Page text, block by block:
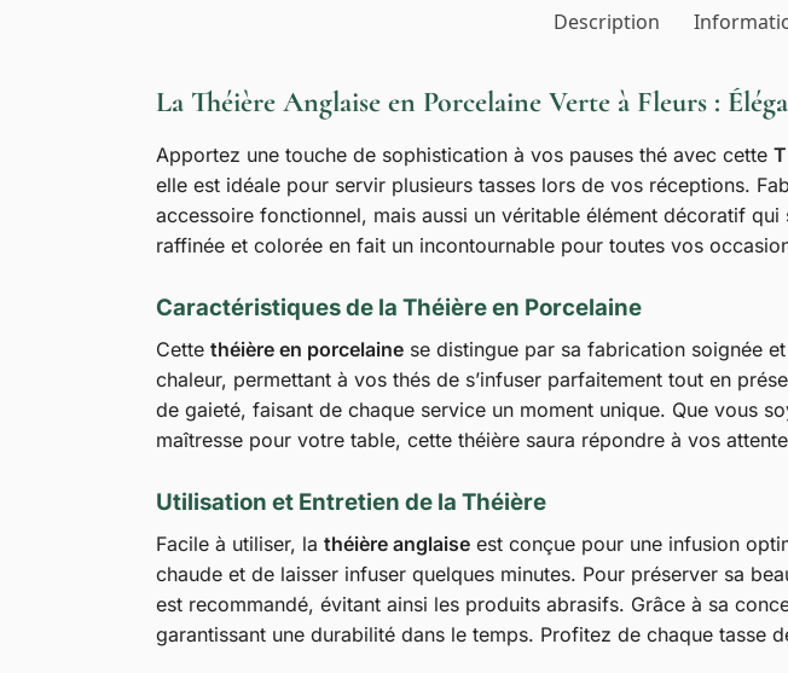
Description
La Théière Anglaise en Porcelaine Verte à Fleurs :
Apportez une touche de sophistication à vos pauses thé avec cette
elle est idéale pour servir plusieurs tasses lors de vos réceptions.
accessoire fonctionnel, mais aussi un véritable élément décoratif
raffinée et colorée en fait un incontournable pour toutes vos
Caractéristiques de la Théière en Porcelaine
Cette théière en porcelainese distingue par sa fabrication soignée
chaleur, permettant à vos thés de s’infuser parfaitement tout en
de gaieté, faisant de chaque service un moment unique. Que vous
maîtresse pour votre table, cette théière saura répondre à vos
Utilisation et Entretien de la Théière
Facile à utiliser, la théière anglaiseest conçue pour une infusion
chaude et de laisser infuser quelques minutes. Pour préserver sa
est recommandé, évitant ainsi les produits abrasifs. Grâce à sa
garantissant une durabilité dans le temps. Profitez de chaque tasse